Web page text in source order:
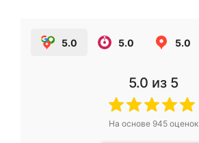
5.0 5.0 5.0
5.0 из 5
На основе 945оценок